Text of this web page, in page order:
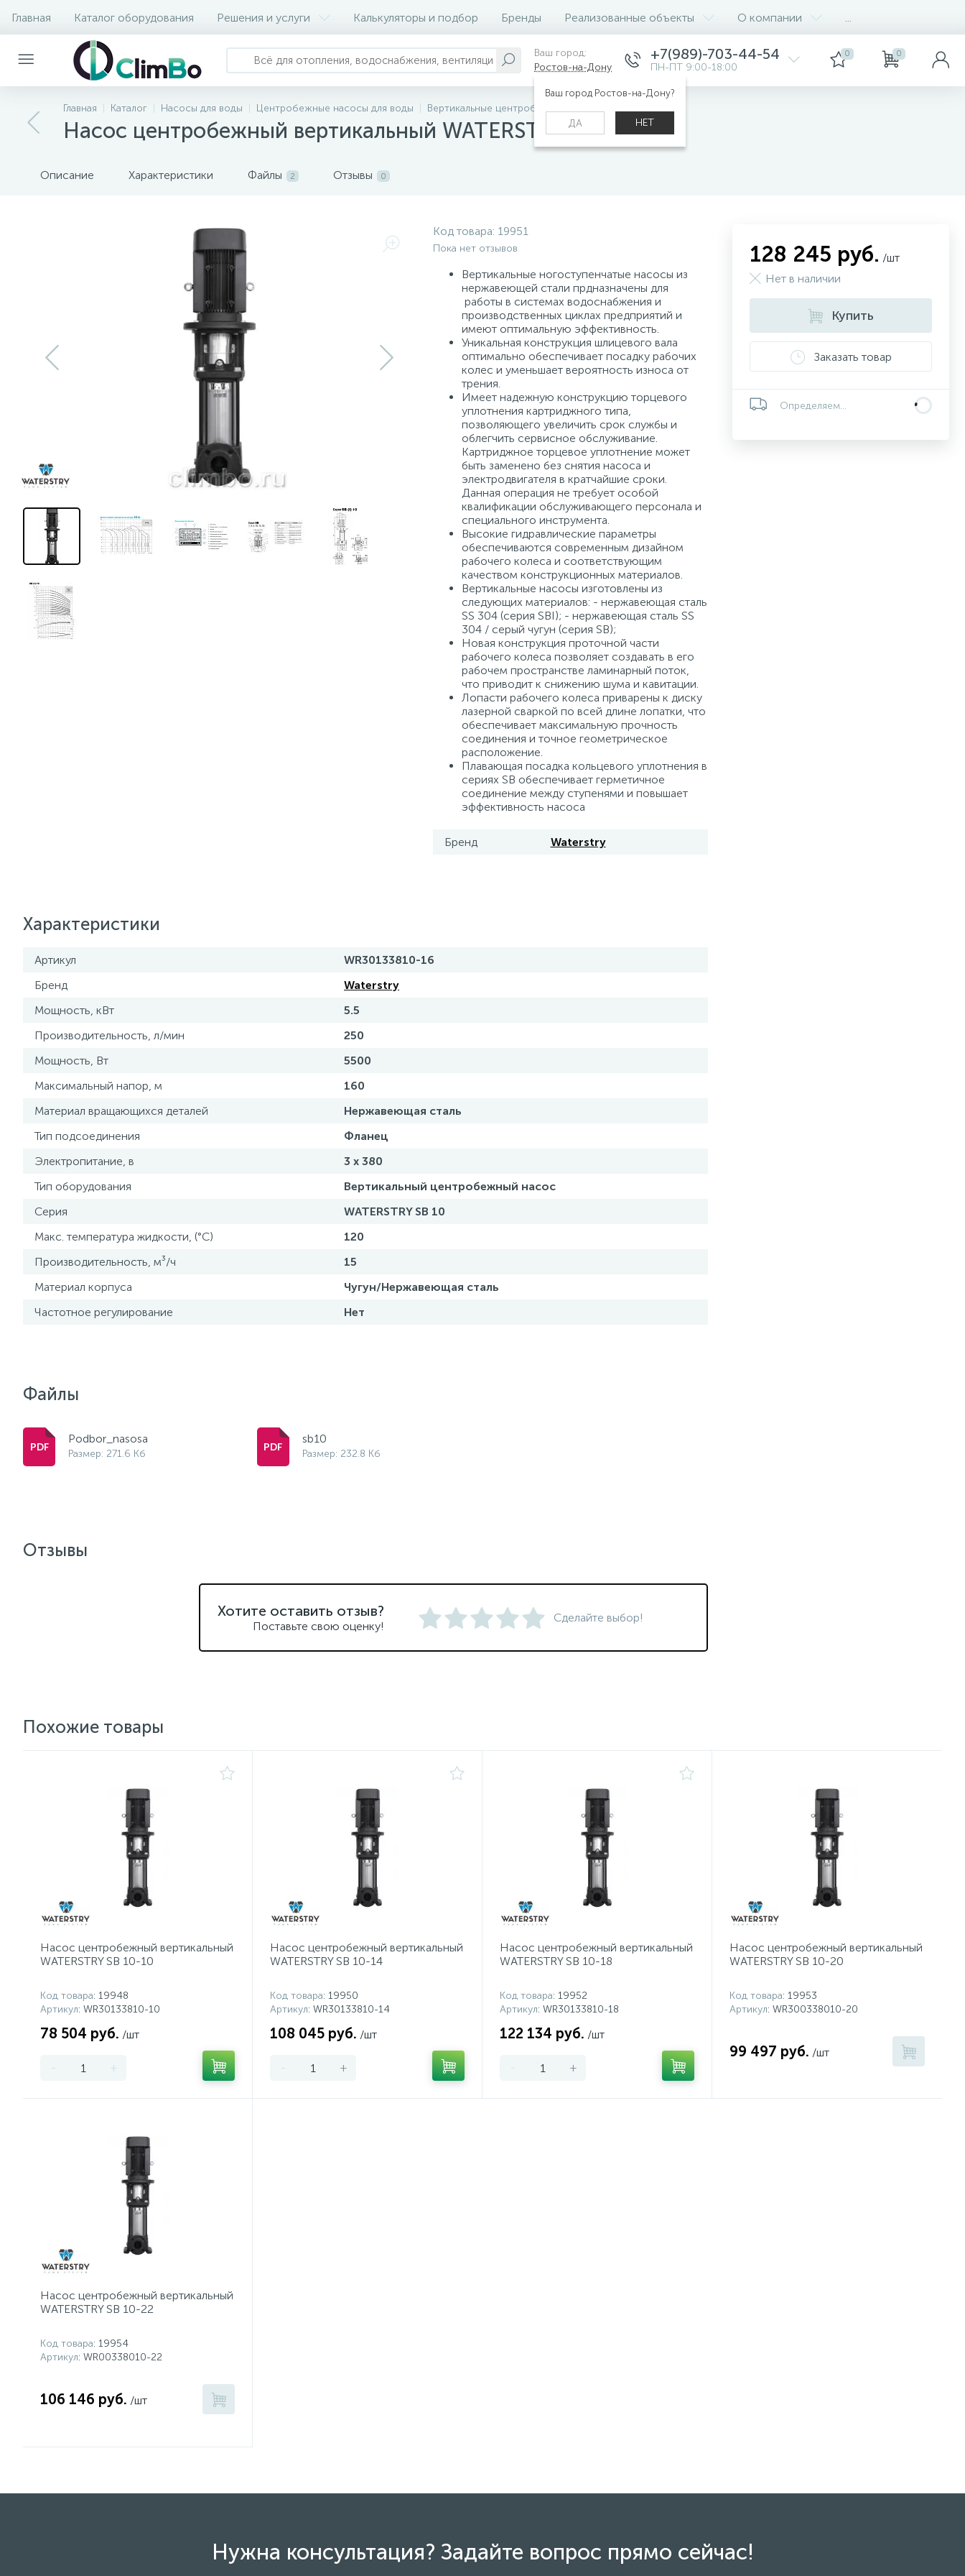
Главная Каталог оборудования Решения и услуги Калькуляторы и подбор Бренды Реализованные объекты О компании
Ваш город:
Ростов-на-Дону
Ваш город Ростов-на-Дону?
ДА НЕТ
+7(989)-703-44-54
ПН-ПТ 9:00-18:00
0 0
Главная Каталог Насосы для воды Центробежные насосы для воды Вертикальные центробежные насосы WATERSTRY
Насос центробежный вертикальный WATERSTRY SB 10-16
Описание Характеристики Файлы 2 Отзывы 0
Код товара: 19951
Пока нет отзывов
Вертикальные ногоступенчатые насосы из
нержавеющей стали прдназначены для
работы в системах водоснабжения и
производственных циклах предприятий и
имеют оптимальную эффективность.
Уникальная конструкция шлицевого вала
оптимально обеспечивает посадку рабочих
колес и уменьшает вероятность износа от
трения.
Имеет надежную конструкцию торцевого
уплотнения картриджного типа,
позволяющего увеличить срок службы и
облегчить сервисное обслуживание.
Картриджное торцевое уплотнение может
быть заменено без снятия насоса и
электродвигателя в кратчайшие сроки.
Данная операция не требует особой
квалификации обслуживающего персонала и
специального инструмента.
Высокие гидравлические параметры
обеспечиваются современным дизайном
рабочего колеса и соответствующим
качеством конструкционных материалов.
Вертикальные насосы изготовлены из
следующих материалов: - нержавеющая сталь
SS 304 (серия SBI); - нержавеющая сталь SS
304 / серый чугун (серия SB);
Новая конструкция проточной части
рабочего колеса позволяет создавать в его
рабочем пространстве ламинарный поток,
что приводит к снижению шума и кавитации.
Лопасти рабочего колеса приварены к диску
лазерной сваркой по всей длине лопатки, что
обеспечивает максимальную прочность
соединения и точное геометрическое
расположение.
Плавающая посадка кольцевого уплотнения в
сериях SB обеспечивает герметичное
соединение между ступенями и повышает
эффективность насоса
Бренд Waterstry
Характеристики
Артикул
WR30133810-16
Бренд
Waterstry
Мощность, кВт
5.5
Производительность, л/мин
250
Мощность, Вт
5500
Максимальный напор, м
160
Материал вращающихся деталей
Нержавеющая сталь
Тип подсоединения
Фланец
Электропитание, в
3 х 380
Тип оборудования
Вертикальный центробежный насос
Серия
WATERSTRY SB 10
Макс. температура жидкости, (°С)
120
Производительность, м³/ч
15
Материал корпуса
Чугун/Нержавеющая сталь
Частотное регулирование
Нет
Файлы
Podbor_nasosa
Размер: 271.6 Кб
sb10
Размер: 232.8 Кб
128 245 руб. /шт
Нет в наличии
Купить
Заказать товар
Определяем...
Отзывы
Хотите оставить отзыв?
Поставьте свою оценку!
Сделайте выбор!
Похожие товары
Насос центробежный вертикальный
WATERSTRY SB 10-10
Код товара: 19948
Артикул: WR30133810-10
78 504 руб. /шт
- +
Насос центробежный вертикальный
WATERSTRY SB 10-14
Код товара: 19950
Артикул: WR30133810-14
108 045 руб. /шт
- +
Насос центробежный вертикальный
WATERSTRY SB 10-18
Код товара: 19952
Артикул: WR30133810-18
122 134 руб. /шт
- +
Насос центробежный вертикальный
WATERSTRY SB 10-20
Код товара: 19953
Артикул: WR300338010-20
99 497 руб. /шт
Насос центробежный вертикальный
WATERSTRY SB 10-22
Код товара: 19954
Артикул: WR00338010-22
106 146 руб. /шт
Нужна консультация? Задайте вопрос прямо сейчас!